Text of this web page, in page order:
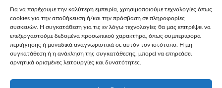
Για να παρέχουμε την καλύτερη εμπειρία, χρησιμοποιούμε τεχνολογίες όπως
cookies για την αποθήκευση ή/και την πρόσβαση σε πληροφορίες
συσκευών. Η συγκατάθεση για τις εν λόγω τεχνολογίες θα μας επιτρέψει να
επεξεργαστούμε δεδομένα προσωπικού χαρακτήρα, όπως συμπεριφορά
περιήγησης ή μοναδικά αναγνωριστικά σε αυτόν τον ιστότοπο. Η μη
συγκατάθεση ή η ανάκληση της συγκατάθεσης, μπορεί να επηρεάσει
αρνητικά ορισμένες λειτουργίες και δυνατότητες.
Υποβολή Αιτήματος
NEWSLETTER
Email*